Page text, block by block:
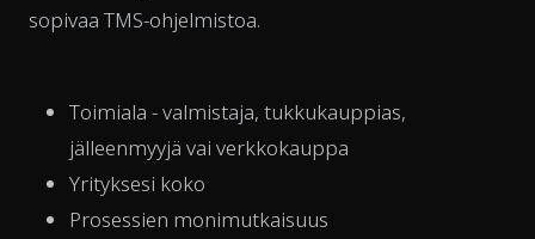
sopivaa TMS-ohjelmistoa.
Toimiala - valmistaja, tukkukauppias,
jälleenmyyjä vai verkkokauppa
Yrityksesi koko
Prosessien monimutkaisuus